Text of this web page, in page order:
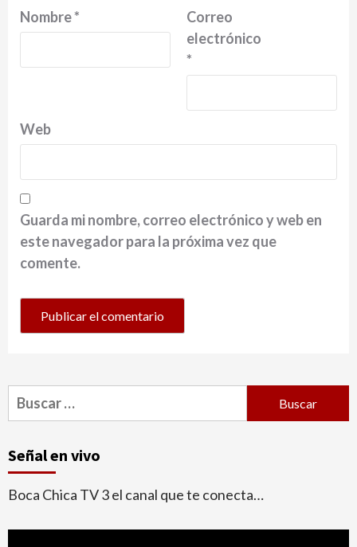
Nombre*
Correo
electrónico
*
Web
Guarda mi nombre, correo electrónico y web en
este navegador para la próxima vez que
comente.
Buscar:
Señal en vivo
Boca Chica TV 3 el canal que te conecta…